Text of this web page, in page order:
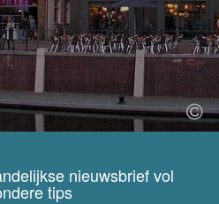
nieuwsbrief vol
tips